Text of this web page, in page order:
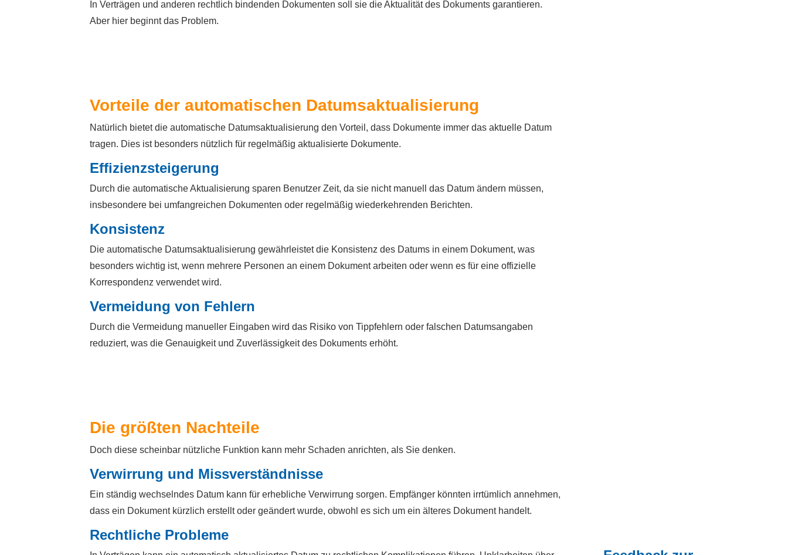
In Verträgen und anderen rechtlich bindenden Dokumenten soll sie die Aktualität des Dokuments garantieren.
Aber hier beginnt das Problem.
Vorteile der automatischen Datumsaktualisierung
Natürlich bietet die automatische Datumsaktualisierung den Vorteil, dass Dokumente immer das aktuelle Datum
tragen. Dies ist besonders nützlich für regelmäßig aktualisierte Dokumente.
Effizienzsteigerung
Durch die automatische Aktualisierung sparen Benutzer Zeit, da sie nicht manuell das Datum ändern müssen,
insbesondere bei umfangreichen Dokumenten oder regelmäßig wiederkehrenden Berichten.
Konsistenz
Die automatische Datumsaktualisierung gewährleistet die Konsistenz des Datums in einem Dokument, was
besonders wichtig ist, wenn mehrere Personen an einem Dokument arbeiten oder wenn es für eine offizielle
Korrespondenz verwendet wird.
Vermeidung von Fehlern
Durch die Vermeidung manueller Eingaben wird das Risiko von Tippfehlern oder falschen Datumsangaben
reduziert, was die Genauigkeit und Zuverlässigkeit des Dokuments erhöht.
Die größten Nachteile
Doch diese scheinbar nützliche Funktion kann mehr Schaden anrichten, als Sie denken.
Verwirrung und Missverständnisse
Ein ständig wechselndes Datum kann für erhebliche Verwirrung sorgen. Empfänger könnten irrtümlich annehmen,
dass ein Dokument kürzlich erstellt oder geändert wurde, obwohl es sich um ein älteres Dokument handelt.
Rechtliche Probleme